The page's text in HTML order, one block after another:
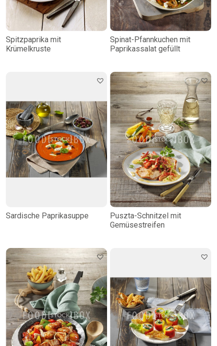
Spitzpaprika mit
Krümelkruste
Spinat-Pfannkuchen mit
Paprikassalat gefüllt
Sardische Paprikasuppe
Puszta-Schnitzel mit
Gemüsestreifen